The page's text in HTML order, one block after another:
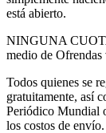
está abierto.
NINGUNA
medio de
Todos quienes se
gratuitamente, así
Periódico Mundial
los costos de envío.